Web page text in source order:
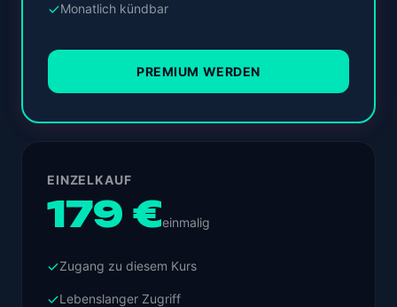
Monatlich kündbar
PREMIUM WERDEN
EINZELKAUF
179 €einmalig
Zugang zu diesem Kurs
Lebenslanger Zugriff